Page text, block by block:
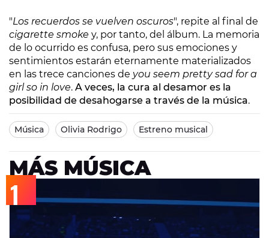
"Los recuerdos se vuelven oscuros", repite al final de
cigarette smoke y, por tanto, del álbum. La memoria
de lo ocurrido es confusa, pero sus emociones y
sentimientos estarán eternamente materializados
en las trece canciones de you seem pretty sad for a
girl so in love. A veces, la cura al desamor es la
posibilidad de desahogarse a través de la música.
Música Olivia Rodrigo Estreno musical
MÁS MÚSICA